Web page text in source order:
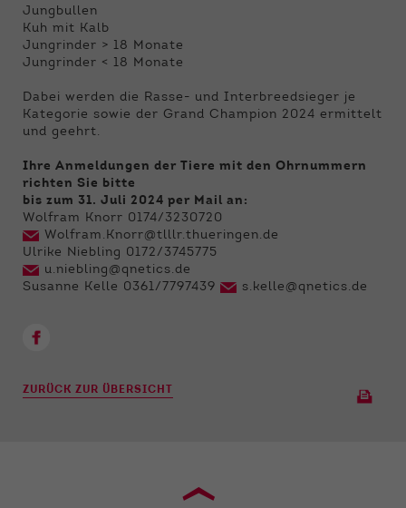
Jungbullen
Kuh mit Kalb
Jungrinder > 18 Monate
Jungrinder < 18 Monate
Dabei werden die Rasse- und Interbreedsieger je
Kategorie sowie der Grand Champion 2024 ermittelt
und geehrt.
Ihre Anmeldungen der Tiere mit den Ohrnummern
richten Sie bitte
bis zum 31. Juli 2024 per Mail an:
Wolfram Knorr 0174/3230720
Wolfram.Knorr@tlllr.thueringen.de
Ulrike Niebling 0172/3745775
u.niebling@qnetics.de
Susanne Kelle 0361/7797439
s.kelle@qnetics.de
ZURÜCK ZUR ÜBERSICHT
›